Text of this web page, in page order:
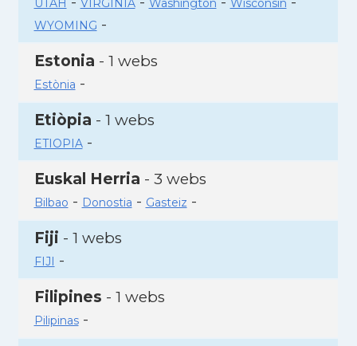
UTAH VIRGINIA Washington Wisconsin
WYOMING -
Estonia - 1 webs
Estònia -
Etiòpia - 1 webs
ETIOPIA-
Euskal Herria - 3 webs
Bilbao - Donostia - Gasteiz -
Fiji - 1 webs
FIJI -
Filipines - 1 webs
Pilipinas-